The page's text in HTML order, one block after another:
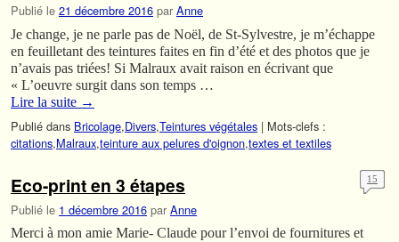
Publié le 21 décembre 2016 par Anne
Je change, je ne parle pas de Noël, de St-Sylvestre, je m’échappe
en feuilletant des teintures faites en fin d’été et des photos que je
n’avais pas triées! Si Malraux avait raison en écrivant que
« L’oeuvre surgit dans son temps …
Lire la suite →
Publié dans Bricolage,Divers,Teintures végétales | Mots-clefs :
citations,Malraux,teinture aux pelures d'oignon,textes et textiles
Eco-print en 3 étapes
Publié le 1 décembre 2016 par Anne
15
Merci à mon amie Marie- Claude pour l’envoi de fournitures et